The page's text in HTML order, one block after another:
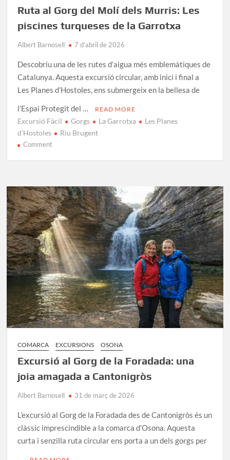
Ruta al Gorg del Molí dels Murris: Les
piscines turqueses de la Garrotxa
Albert Barnosell 7 d'abril de 2026
Descobriu una de les rutes d’aigua més emblemàtiques de
Catalunya. Aquesta excursió circular, amb inici i final a
Les Planes d’Hostoles, ens submergeix en la bellesa de
l’Espai Protegit del …
READ MORE
Excursió Fàcil Gorgs La Garrotxa
Les Planes
d'Hostoles
Riu Brugent
Commenton
del
Molí
dels
Murris:
Les
piscines
turqueses
de
la
Garrotxa
COMARCA EXCURSIONS OSONA
Excursió al Gorg de la Foradada: una
joia amagada a Cantonigròs
Albert Barnosell 31 de març de 2026
L’excursió al Gorg de la Foradada des de Cantonigròs és un
clàssic imprescindible a la comarca d’Osona. Aquesta
curta i senzilla ruta circular ens porta a un dels gorgs per